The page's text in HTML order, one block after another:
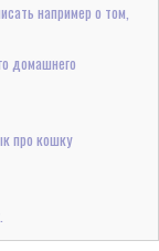
например о том,
домашнего
про кошку